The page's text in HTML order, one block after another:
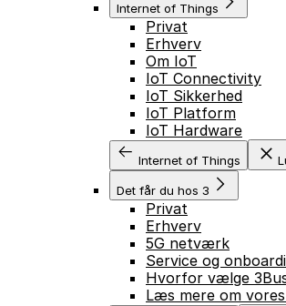
Internet of Things
Privat
Erhverv
Om IoT
IoT Connectivity
IoT Sikkerhed
IoT Platform
IoT Hardware
Internet of Things
Det får du hos 3
Privat
Erhverv
5G netværk
Service og
Hvorfor vælge
Læs mere om